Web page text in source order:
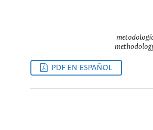
PDF EN ESPAÑOL